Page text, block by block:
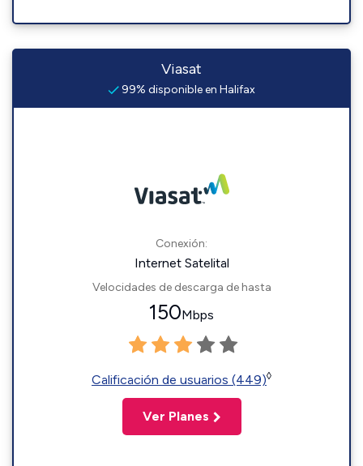
Viasat
99% disponible en Halifax
Conexión:
Internet Satelital
Velocidades de descarga de hasta
150Mbps
Calificación de usuarios (449)◊
Ver Planes